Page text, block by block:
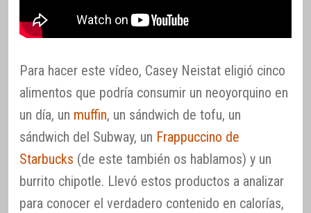
Para hacer este vídeo, Casey Neistat eligió cinco
alimentos que podría consumir un neoyorquino en
un día, un muffin, un sándwich de tofu, un
sándwich del Subway, un Frappuccino de
Starbucks (de este también os hablamos) y un
burrito chipotle. Llevó estos productos a analizar
para conocer el verdadero contenido en calorías,